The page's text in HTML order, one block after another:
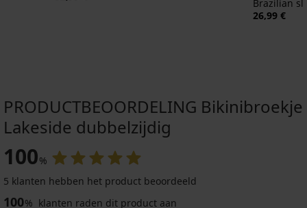
Brazilian
26,99 €
PRODUCTBEOORDELING Bikinibroekje
Lakeside dubbelzijdig
100%
5 klanten hebben het product beoordeeld
100% klanten raden dit product aan